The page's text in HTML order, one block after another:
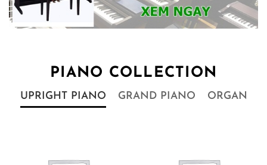
PIANO COLLECTION
UPRIGHT PIANO GRAND PIANO ORGAN